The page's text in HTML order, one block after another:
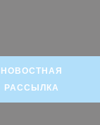
НОВОСТНАЯ
РАССЫЛКА